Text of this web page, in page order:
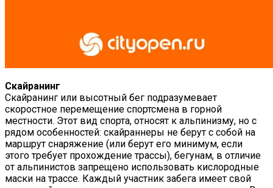
Скайранинг
Скайранинг или высотный бег подразумевает
скоростное перемещение спортсмена в горной
местности. Этот вид спорта, относят к альпинизму, но с
рядом особенностей: скайраннеры не берут с собой на
маршрут снаряжение (или берут его минимум, если
этого требует прохождение трассы), бегунам, в отличие
от альпинистов запрещено использовать кислородные
маски на трассе. Каждый участник забега имеет свой